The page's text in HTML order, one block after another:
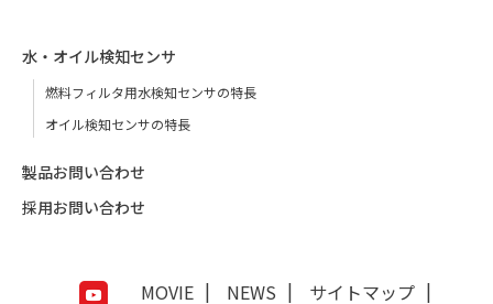
水・オイル検知センサ
燃料フィルタ用水検知センサの特長
オイル検知センサの特長
製品お問い合わせ
採用お問い合わせ
MOVIE NEWS サイトマップ